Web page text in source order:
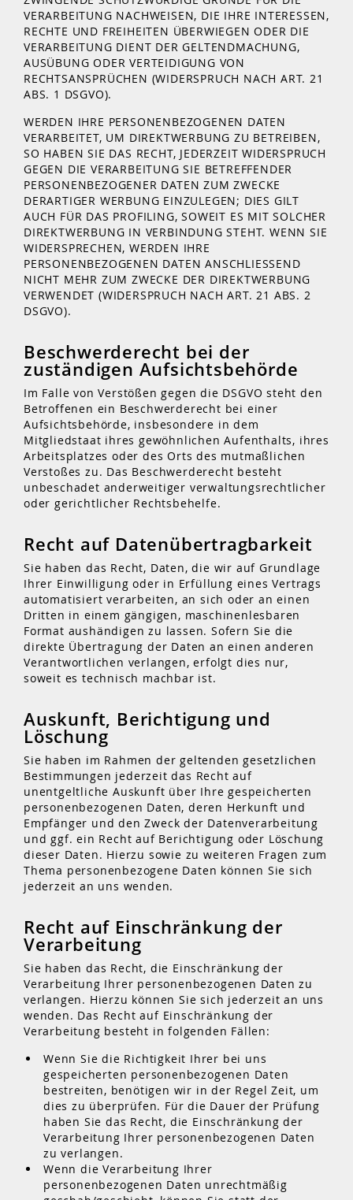
VERARBEITUNG NACHWEISEN, DIE IHRE INTERESSEN,
RECHTE UND FREIHEITEN ÜBERWIEGEN ODER DIE
VERARBEITUNG DIENT DER GELTENDMACHUNG,
AUSÜBUNG ODER VERTEIDIGUNG VON
RECHTSANSPRÜCHEN (WIDERSPRUCH NACH ART. 21
ABS. 1 DSGVO).
WERDEN IHRE PERSONENBEZOGENEN DATEN
VERARBEITET, UM DIREKTWERBUNG ZU BETREIBEN,
SO HABEN SIE DAS RECHT, JEDERZEIT WIDERSPRUCH
GEGEN DIE VERARBEITUNG SIE BETREFFENDER
PERSONENBEZOGENER DATEN ZUM ZWECKE
DERARTIGER WERBUNG EINZULEGEN; DIES GILT
AUCH FÜR DAS PROFILING, SOWEIT ES MIT SOLCHER
DIREKTWERBUNG IN VERBINDUNG STEHT. WENN SIE
WIDERSPRECHEN, WERDEN IHRE
PERSONENBEZOGENEN DATEN ANSCHLIESSEND
NICHT MEHR ZUM ZWECKE DER DIREKTWERBUNG
VERWENDET (WIDERSPRUCH NACH ART. 21 ABS. 2
DSGVO).
Beschwerde­recht bei der
zuständigen Aufsichts­behörde
Im Falle von Verstößen gegen die DSGVO steht den
Betroffenen ein Beschwerderecht bei einer
Aufsichtsbehörde, insbesondere in dem
Mitgliedstaat ihres gewöhnlichen Aufenthalts, ihres
Arbeitsplatzes oder des Orts des mutmaßlichen
Verstoßes zu. Das Beschwerderecht besteht
unbeschadet anderweitiger verwaltungsrechtlicher
oder gerichtlicher Rechtsbehelfe.
Recht auf Daten­übertrag­barkeit
Sie haben das Recht, Daten, die wir auf Grundlage
Ihrer Einwilligung oder in Erfüllung eines Vertrags
automatisiert verarbeiten, an sich oder an einen
Dritten in einem gängigen, maschinenlesbaren
Format aushändigen zu lassen. Sofern Sie die
direkte Übertragung der Daten an einen anderen
Verantwortlichen verlangen, erfolgt dies nur,
soweit es technisch machbar ist.
Auskunft, Berichtigung und
Löschung
Sie haben im Rahmen der geltenden gesetzlichen
Bestimmungen jederzeit das Recht auf
unentgeltliche Auskunft über Ihre gespeicherten
personenbezogenen Daten, deren Herkunft und
Empfänger und den Zweck der Datenverarbeitung
und ggf. ein Recht auf Berichtigung oder Löschung
dieser Daten. Hierzu sowie zu weiteren Fragen zum
Thema personenbezogene Daten können Sie sich
jederzeit an uns wenden.
Recht auf Einschränkung der
Verarbeitung
Sie haben das Recht, die Einschränkung der
Verarbeitung Ihrer personenbezogenen Daten zu
verlangen. Hierzu können Sie sich jederzeit an uns
wenden. Das Recht auf Einschränkung der
Verarbeitung besteht in folgenden Fällen:
Wenn Sie die Richtigkeit Ihrer bei uns
gespeicherten personenbezogenen Daten
bestreiten, benötigen wir in der Regel Zeit, um
dies zu überprüfen. Für die Dauer der Prüfung
haben Sie das Recht, die Einschränkung der
Verarbeitung Ihrer personenbezogenen Daten
zu verlangen.
Wenn die Verarbeitung Ihrer
personenbezogenen Daten unrechtmäßig